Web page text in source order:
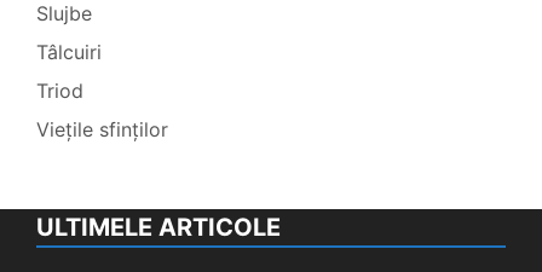
Slujbe
Tâlcuiri
Triod
Viețile sfinților
ULTIMELE ARTICOLE